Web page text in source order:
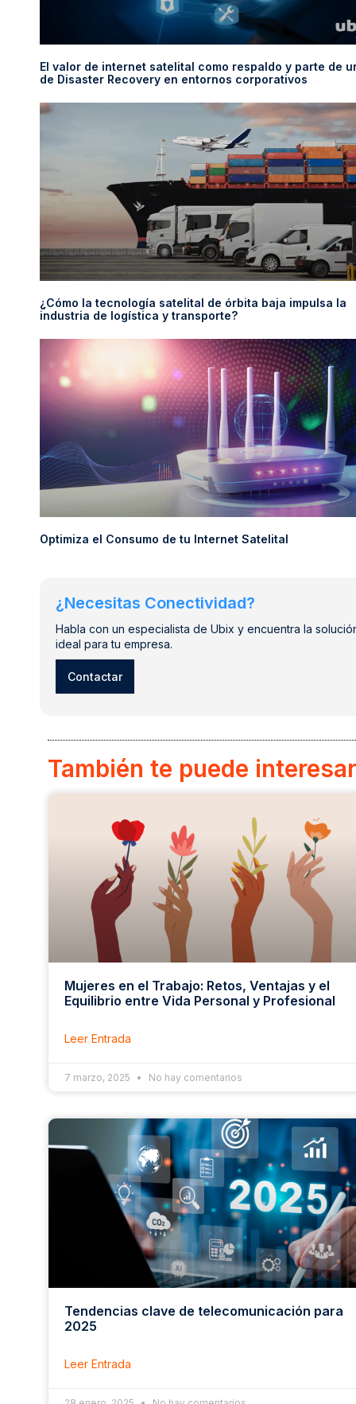
El valor de internet satelital como respaldo y parte de
de Disaster Recovery en entornos corporativos
¿Cómo la tecnología satelital de órbita baja impulsa la
industria de logística y transporte?
Optimiza el Consumo de tu Internet Satelital
¿Necesitas Conectividad?
Habla con un especialista de Ubix y encuentra la
ideal para tu empresa.
Contactar
También te puede
Mujeres en el Trabajo: Retos, Ventajas y el
Equilibrio entre Vida Personal y Profesional
Leer Entrada
7 marzo, 2025 No hay comentarios
Tendencias clave de telecomunicación para
2025
Leer Entrada